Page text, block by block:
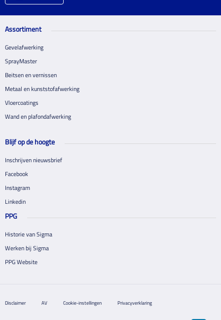
Assortiment
Gevelafwerking
SprayMaster
Beitsen en vernissen
Metaal en kunststofafwerking
Vloercoatings
Wand en plafondafwerking
Blijf op de hoogte
Inschrijven nieuwsbrief
Facebook
Instagram
Linkedin
PPG
Historie van Sigma
Werken bij Sigma
PPG Website
Disclaimer AV Cookie-instellingen Privacyverklaring